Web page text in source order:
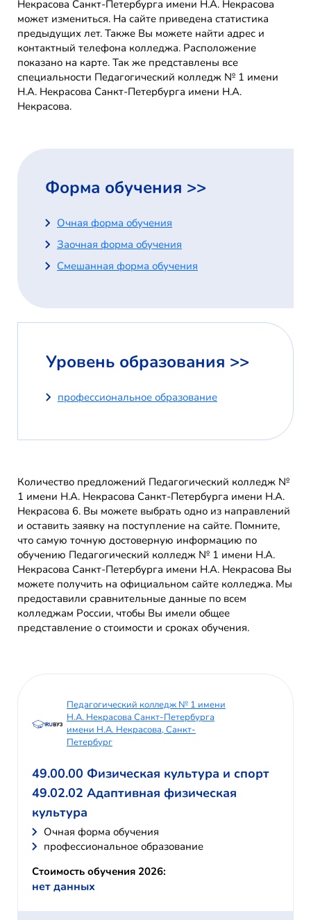
Некрасова Санкт-Петербурга имени Н.А. Некрасова
может измениться. На сайте приведена статистика
предыдущих лет. Также Вы можете найти адрес и
контактный телефона колледжа. Расположение
показано на карте. Так же представлены все
специальности Педагогический колледж № 1 имени
Н.А. Некрасова Санкт-Петербурга имени Н.А.
Некрасова.
Форма обучения >>
Очная форма обучения
Заочная форма обучения
Смешанная форма обучения
Уровень образования >>
профессиональное образование
Количество предложений Педагогический колледж №
1 имени Н.А. Некрасова Санкт-Петербурга имени Н.А.
Некрасова 6. Вы можете выбрать одно из направлений
и оставить заявку на поступление на сайте. Помните,
что самую точную достоверную информацию по
обучению Педагогический колледж № 1 имени Н.А.
Некрасова Санкт-Петербурга имени Н.А. Некрасова Вы
можете получить на официальном сайте колледжа. Мы
предоставили сравнительные данные по всем
колледжам России, чтобы Вы имели общее
представление о стоимости и сроках обучения.
Педагогический колледж № 1 имени
Н.А. Некрасова Санкт-Петербурга
имени Н.А. Некрасова, Санкт-
Петербург
49.00.00 Физическая культура и спорт
49.02.02 Адаптивная физическая
культура
Очная форма обучения
профессиональное образование
Стоимость обучения 2026:
нет данных